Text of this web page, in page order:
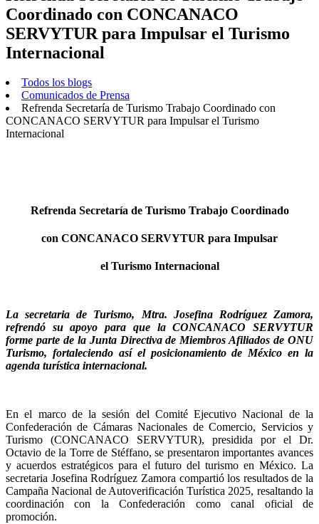
Coordinado con CONCANACO
SERVYTUR para Impulsar el Turismo
Internacional
Todos los blogs
Comunicados de Prensa
Refrenda Secretaría de Turismo Trabajo Coordinado con
CONCANACO SERVYTUR para Impulsar el Turismo
Internacional
Refrenda Secretaría de Turismo Trabajo Coordinado
con CONCANACO SERVYTUR para Impulsar
el Turismo Internacional
La secretaria de Turismo, Mtra. Josefina Rodríguez Zamora,
refrendó su apoyo para que la CONCANACO SERVYTUR
forme parte de la Junta Directiva de Miembros Afiliados de ONU
Turismo, fortaleciendo así el posicionamiento de México en la
agenda turística internacional.
En el marco de la sesión del Comité Ejecutivo Nacional de la
Confederación de Cámaras Nacionales de Comercio, Servicios y
Turismo (CONCANACO SERVYTUR), presidida por el Dr.
Octavio de la Torre de Stéffano, se presentaron importantes avances
y acuerdos estratégicos para el futuro del turismo en México. La
secretaria Josefina Rodríguez Zamora compartió los resultados de la
Campaña Nacional de Autoverificación Turística 2025, resaltando la
coordinación con la Confederación como canal oficial de
promoción.